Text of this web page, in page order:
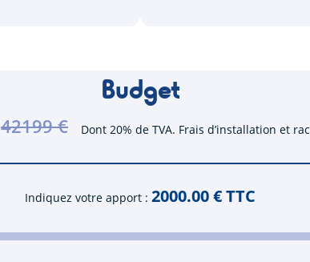
Budget
42199 € Dont 20% de TVA. Frais d’installation et
Indiquez votre apport 2000.00€ TTC